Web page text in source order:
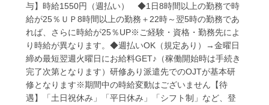
与】時給1550円（週払い） ◆1日8時間以上の勤務で時
給が25％ＵＰ8時間以上の勤務＋22時～翌5時の勤務であ
れば、さらに時給が25％UP※ご経験・資格・勤務先によ
り時給が異なります。◆週払いOK（規定あり）→金曜日
締め最短翌週火曜日にお給料GET♪（稼働開始時は手続き
完了次第となります）研修あり派遣先でのOJTが基本研
修となります※期間中の時給変動はございません【待
遇】「土日祝休み」「平日休み」「シフト制」など、登